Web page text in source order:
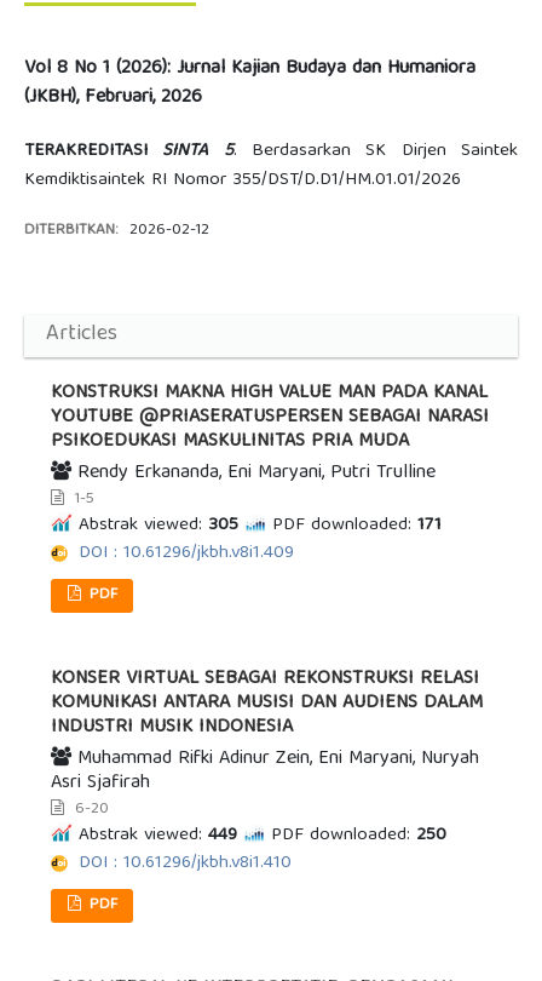
Vol 8 No 1 (2026): Jurnal Kajian Budaya dan Humaniora
(JKBH), Februari, 2026
TERAKREDITASI SINTA 5. Berdasarkan SK Dirjen Saintek
Kemdiktisaintek RI Nomor 355/DST/D.D1/HM.01.01/2026
DITERBITKAN: 2026-02-12
Articles
KONSTRUKSI MAKNA HIGH VALUE MAN PADA KANAL
YOUTUBE @PRIASERATUSPERSEN SEBAGAI NARASI
PSIKOEDUKASI MASKULINITAS PRIA MUDA
Rendy Erkananda, Eni Maryani, Putri Trulline
1-5
Abstrak viewed: 305 PDF downloaded: 171
DOI : 10.61296/jkbh.v8i1.409
PDF
KONSER VIRTUAL SEBAGAI REKONSTRUKSI RELASI
KOMUNIKASI ANTARA MUSISI DAN AUDIENS DALAM
INDUSTRI MUSIK INDONESIA
Muhammad Rifki Adinur Zein, Eni Maryani, Nuryah
Asri Sjafirah
6-20
Abstrak viewed: 449 PDF downloaded: 250
DOI : 10.61296/jkbh.v8i1.410
PDF